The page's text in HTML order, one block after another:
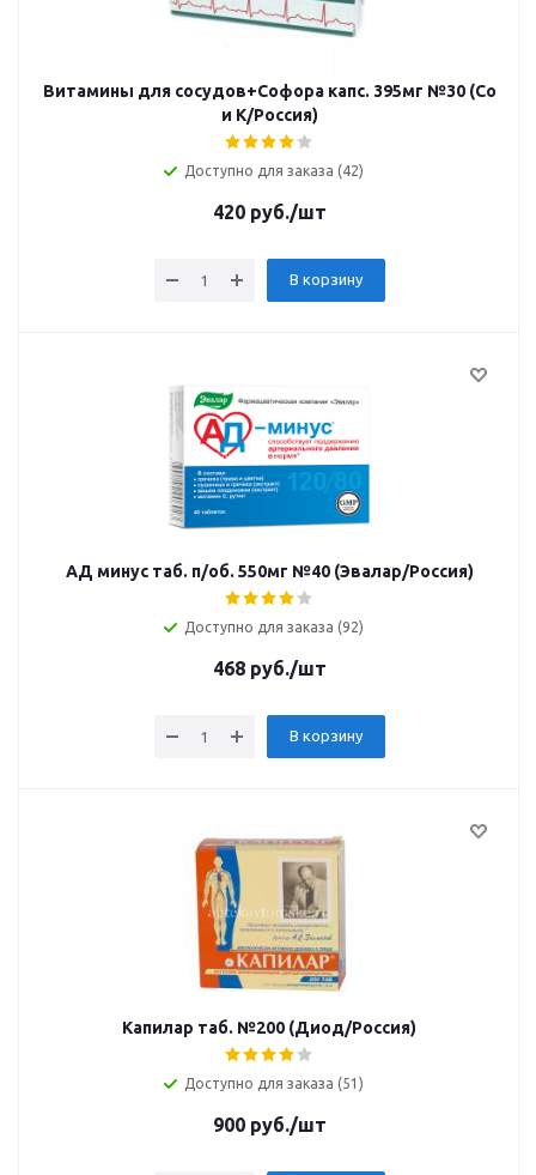
Витамины для сосудов+Софора капс. 395мг №30 (Со
и К/Россия)
Доступно для заказа (42)
420руб./шт
В корзину
АД минус таб. п/об. 550мг №40 (Эвалар/Россия)
Доступно для заказа (92)
468руб./шт
В корзину
Капилар таб. №200 (Диод/Россия)
Доступно для заказа (51)
900руб./шт